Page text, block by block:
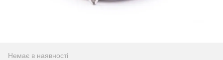
Немає в наявності